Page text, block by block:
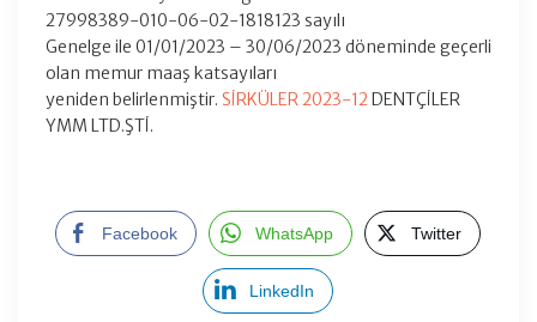
27998389-010-06-02-1818123 sayılı
Genelge ile 01/01/2023 – 30/06/2023 döneminde geçerli
olan memur maaş katsayıları
yeniden belirlenmiştir. SİRKÜLER 2023-12DENTÇİLER
YMM LTD.ŞTİ.
Facebook WhatsApp Twitter
LinkedIn